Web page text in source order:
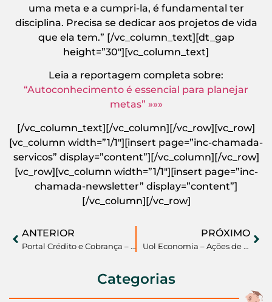
uma meta e a cumpri-la, é fundamental ter
disciplina. Precisa se dedicar aos projetos de vida
que ela tem.” [/vc_column_text][dt_gap
height=”30″][vc_column_text]
Leia a reportagem completa sobre:
“Autoconhecimento é essencial para planejar
metas” »»»
[/vc_column_text][/vc_column][/vc_row][vc_row]
[vc_column width=”1/1″][insert page=”inc-chamada-
servicos” display=”content”][/vc_column][/vc_row]
[vc_row][vc_column width=”1/1″][insert page=”inc-
chamada-newsletter” display=”content”]
[/vc_column][/vc_row]
ANTERIOR
Portal Crédito e Cobrança – Educação Financeira é a melhor forma de diminuir a inadimplência entre jovens
PRÓXIMO
Uol Economia – Ações de Vale e Petrobras caem até 60% em 5 anos; veja o que fazer
Categorias